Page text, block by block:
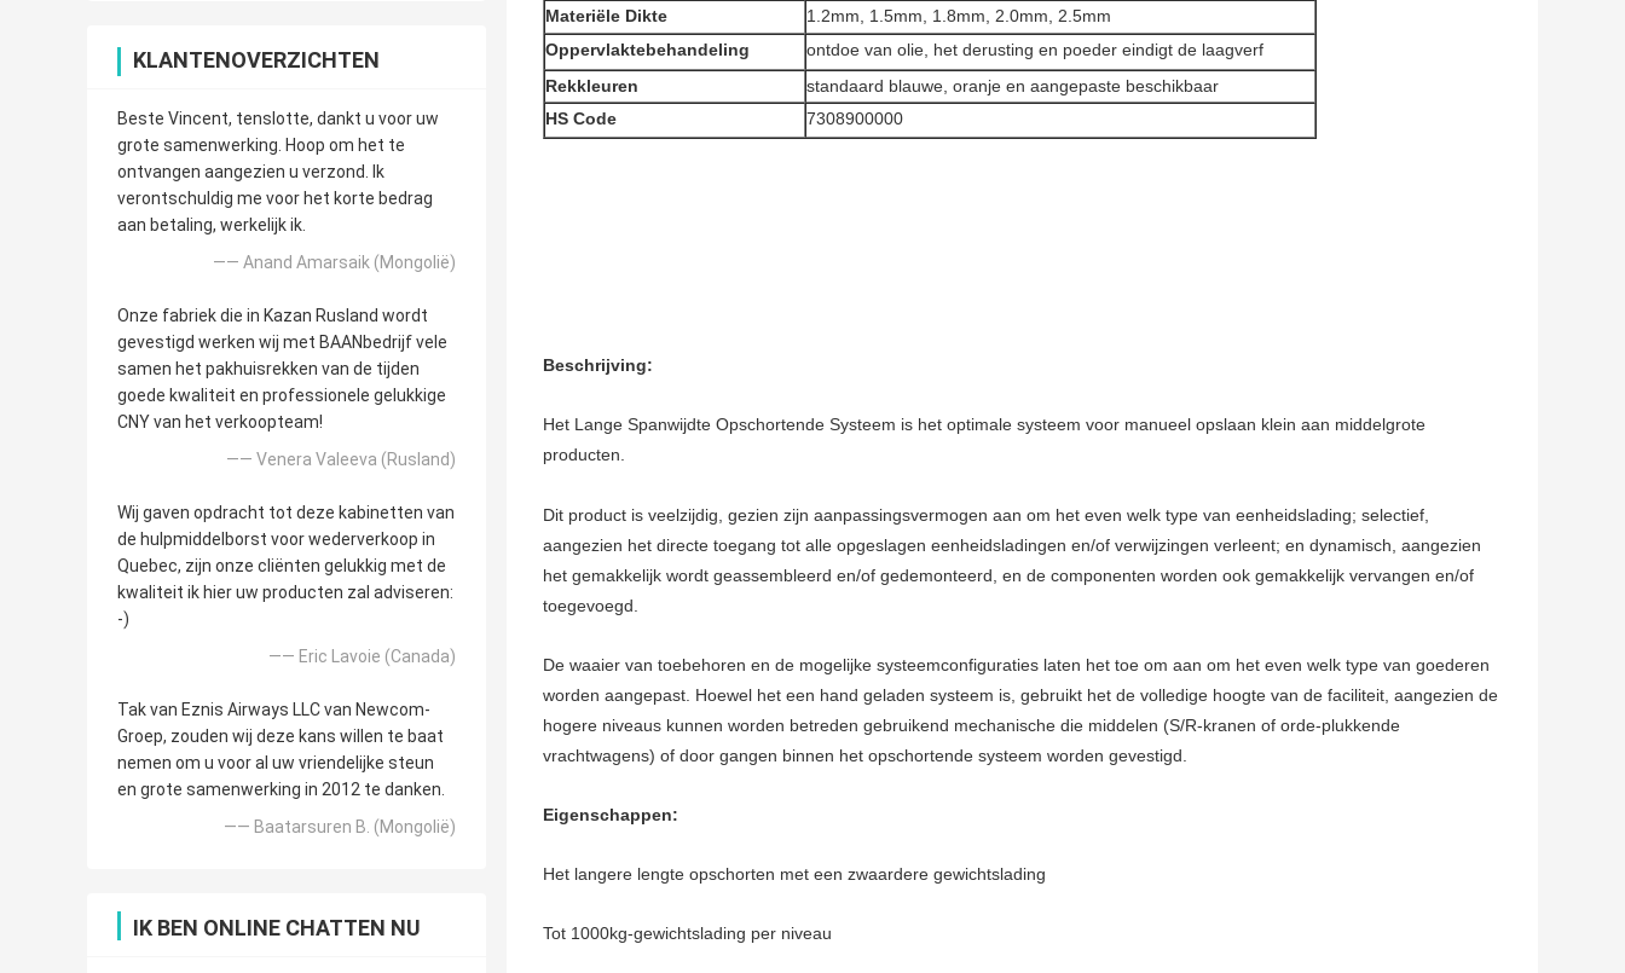
KLANTENOVERZICHTEN
Beste Vincent, tenslotte, dankt u voor uw
grote samenwerking. Hoop om het te
ontvangen aangezien u verzond. Ik
verontschuldig me voor het korte bedrag
aan betaling, werkelijk ik.
—— Anand Amarsaik (Mongolië)
Onze fabriek die in Kazan Rusland wordt
gevestigd werken wij met BAANbedrijf vele
samen het pakhuisrekken van de tijden
goede kwaliteit en professionele gelukkige
CNY van het verkoopteam!
—— Venera Valeeva (Rusland)
Wij gaven opdracht tot deze kabinetten van
de hulpmiddelborst voor wederverkoop in
Quebec, zijn onze cliënten gelukkig met de
kwaliteit ik hier uw producten zal adviseren:
-)
—— Eric Lavoie (Canada)
Tak van Eznis Airways LLC van Newcom-
Groep, zouden wij deze kans willen te baat
nemen om u voor al uw vriendelijke steun
en grote samenwerking in 2012 te danken.
—— Baatarsuren B. (Mongolië)
IK BEN ONLINE CHATTEN NU
Materiële Dikte
1.2mm, 1.5mm, 1.8mm, 2.0mm, 2.5mm
Oppervlaktebehandeling
ontdoe van olie, het derusting en poeder eindigt de laagverf
Rekkleuren
standaard blauwe, oranje en aangepaste beschikbaar
HS Code
7308900000
Beschrijving:
Het Lange Spanwijdte Opschortende Systeem is het optimale systeem voor manueel opslaan klein aan middelgrote
producten.
Dit product is veelzijdig, gezien zijn aanpassingsvermogen aan om het even welk type van eenheidslading; selectief,
aangezien het directe toegang tot alle opgeslagen eenheidsladingen en/of verwijzingen verleent; en dynamisch, aangezien
het gemakkelijk wordt geassembleerd en/of gedemonteerd, en de componenten worden ook gemakkelijk vervangen en/of
toegevoegd.
De waaier van toebehoren en de mogelijke systeemconfiguraties laten het toe om aan om het even welk type van goederen
worden aangepast. Hoewel het een hand geladen systeem is, gebruikt het de volledige hoogte van de faciliteit, aangezien de
hogere niveaus kunnen worden betreden gebruikend mechanische die middelen (S/R-kranen of orde-plukkende
vrachtwagens) of door gangen binnen het opschortende systeem worden gevestigd.
Eigenschappen:
Het langere lengte opschorten met een zwaardere gewichtslading
Tot 1000kg-gewichtslading per niveau